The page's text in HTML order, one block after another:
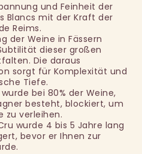
und Feinheit der
Blancs mit der Kraft der
Reims.
der Weine in Fässern
dieser großen
Die daraus
sorgt für Komplexität und
Tiefe.
bei 80% der Weine,
besteht, blockiert, um
zu verleihen.
wurde 4 bis 5 Jahre lang
bevor er Ihnen zur